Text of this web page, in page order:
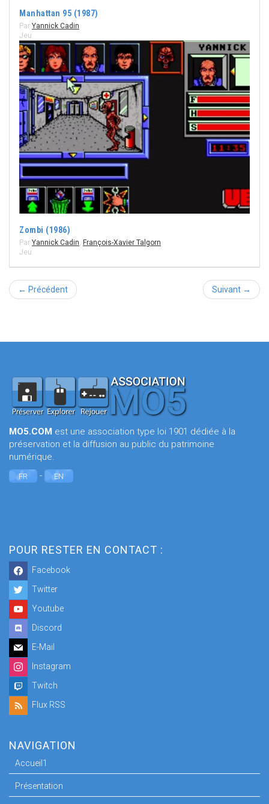
Manhattan 95 (1987)
Par Yannick Cadin
Jeu
Zombi (1986)
Par Yannick Cadin François-Xavier Talgorn
Jeu
← Précédent Suivant →
MO5.COM est une association type loi 1901 dédiée à la
préservation et la diffusion au public du patrimoine
numérique.
FR - EN
POUR RESTER EN CONTACT :
Facebook
Twitter
Youtube
Discord
E-Mail
Instagram
Twitch
Flux RSS
NAVIGATION
Accueil1
Présentation